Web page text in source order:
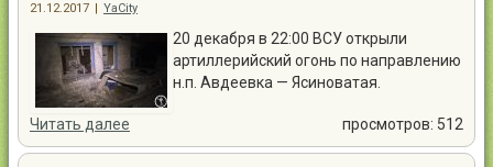
Войти
21.12.2017 | YaCity
20 декабря в 22:00 ВСУ открыли
артиллерийский огонь по направлению
н.п. Авдеевка — Ясиноватая.
Читать далее просмотров: 512